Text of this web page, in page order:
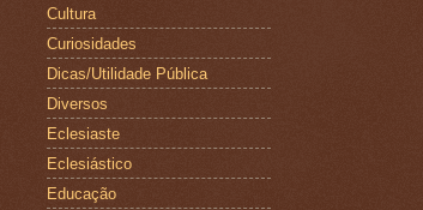
Cultura
Curiosidades
Dicas/Utilidade Pública
Diversos
Eclesiaste
Eclesiástico
Educação